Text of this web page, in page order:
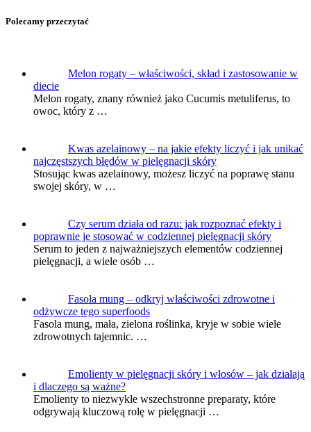
Polecamy przeczytać
Melon rogaty – właściwości, skład i zastosowanie w
diecie
Melon rogaty, znany również jako Cucumis metuliferus, to
owoc, który z …
Kwas azelainowy – na jakie efekty liczyć i jak unikać
najczęstszych błędów w pielęgnacji skóry
Stosując kwas azelainowy, możesz liczyć na poprawę stanu
swojej skóry, w …
Czy serum działa od razu: jak rozpoznać efekty i
poprawnie je stosować w codziennej pielęgnacji skóry
Serum to jeden z najważniejszych elementów codziennej
pielęgnacji, a wiele osób …
Fasola mung – odkryj właściwości zdrowotne i
odżywcze tego superfoods
Fasola mung, mała, zielona roślinka, kryje w sobie wiele
zdrowotnych tajemnic. …
Emolienty w pielęgnacji skóry i włosów – jak działają
i dlaczego są ważne?
Emolienty to niezwykle wszechstronne preparaty, które
odgrywają kluczową rolę w pielęgnacji …